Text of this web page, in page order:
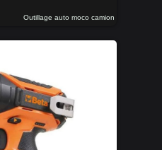
Outillage auto moco camion